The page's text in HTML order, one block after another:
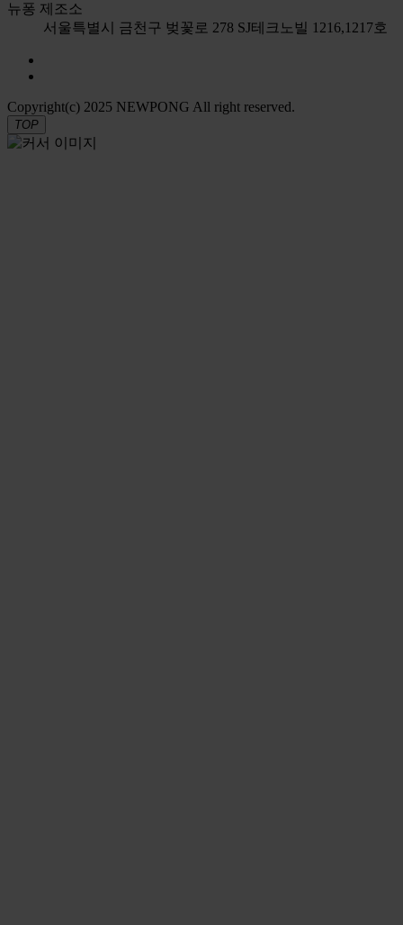
뉴퐁 제조소
서울특별시 금천구 벚꽃로 278 SJ테크노빌 1216,1217호
Copyright(c) 2025 NEWPONG All right reserved.
TOP